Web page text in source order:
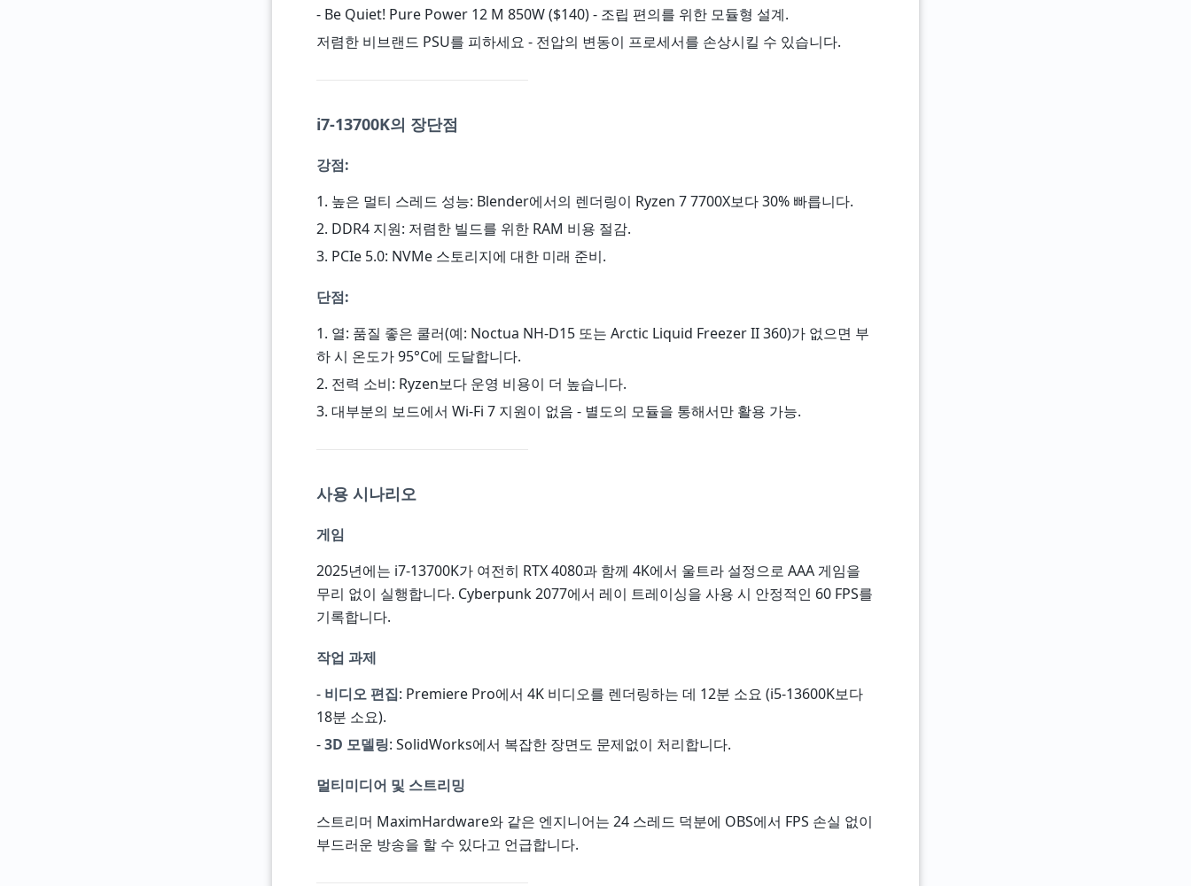
- Be Quiet! Pure Power 12 M 850W ($140) - 조립 편의를 위한 모듈형 설계.
저렴한 비브랜드 PSU를 피하세요 - 전압의 변동이 프로세서를 손상시킬 수 있습니다.
i7-13700K의 장단점
강점:
1. 높은 멀티 스레드 성능: Blender에서의 렌더링이 Ryzen 7 7700X보다 30% 빠릅니다.
2. DDR4 지원: 저렴한 빌드를 위한 RAM 비용 절감.
3. PCIe 5.0: NVMe 스토리지에 대한 미래 준비.
단점:
1. 열: 품질 좋은 쿨러(예: Noctua NH-D15 또는 Arctic Liquid Freezer II 360)가 없으면 부
하 시 온도가 95°C에 도달합니다.
2. 전력 소비: Ryzen보다 운영 비용이 더 높습니다.
3. 대부분의 보드에서 Wi-Fi 7 지원이 없음 - 별도의 모듈을 통해서만 활용 가능.
사용 시나리오
게임
2025년에는 i7-13700K가 여전히 RTX 4080과 함께 4K에서 울트라 설정으로 AAA 게임을
무리 없이 실행합니다. Cyberpunk 2077에서 레이 트레이싱을 사용 시 안정적인 60 FPS를
기록합니다.
작업 과제
- 비디오 편집: Premiere Pro에서 4K 비디오를 렌더링하는 데 12분 소요 (i5-13600K보다
18분 소요).
-3D 모델링: SolidWorks에서 복잡한 장면도 문제없이 처리합니다.
멀티미디어 및 스트리밍
스트리머 MaximHardware와 같은 엔지니어는 24 스레드 덕분에 OBS에서 FPS 손실 없이
부드러운 방송을 할 수 있다고 언급합니다.